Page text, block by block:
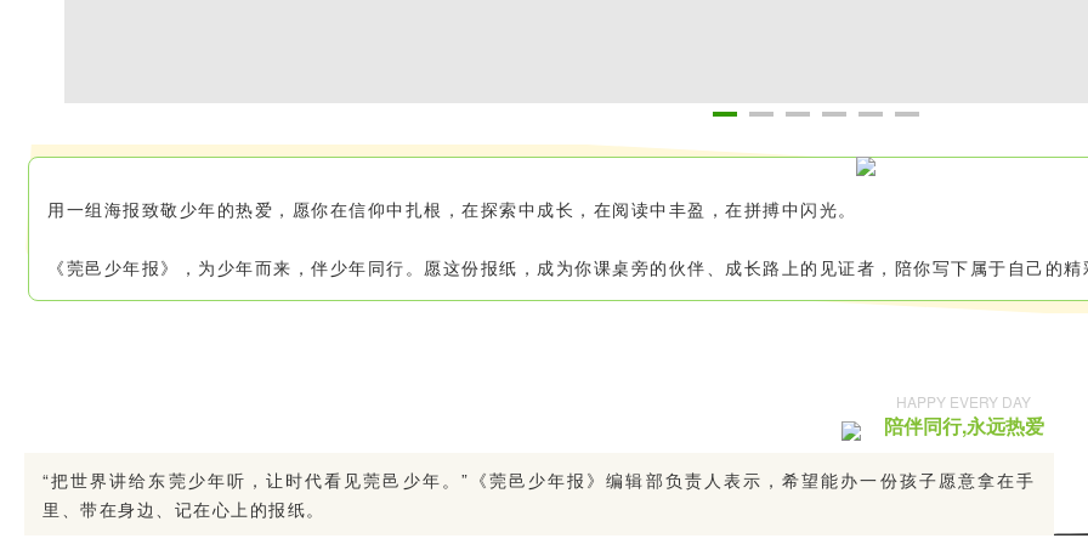
用一组海报致敬少年的热爱，愿你在信仰中扎根，在探索中成长，在阅读中丰盈，在拼搏中闪光。
《莞邑少年报》，为少年而来，伴少年同行。愿这份报纸，成为你课桌旁的伙伴、成长路上的见证者，陪你写下属于自己的
HAPPY EVERY DAY
陪伴同行,永远热爱
“把世界讲给东莞少年听，让时代看见莞邑少年。”《莞邑少年报》编辑部负责人表示，希望能办一份孩子愿意拿在手
里、带在身边、记在心上的报纸。